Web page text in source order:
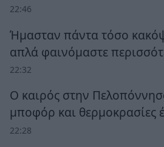
22:46
Ήμασταν πάντα τόσο
απλά φαινόμαστε
22:32
Ο καιρός στην
μποφόρ και θερμοκρασίες
22:28